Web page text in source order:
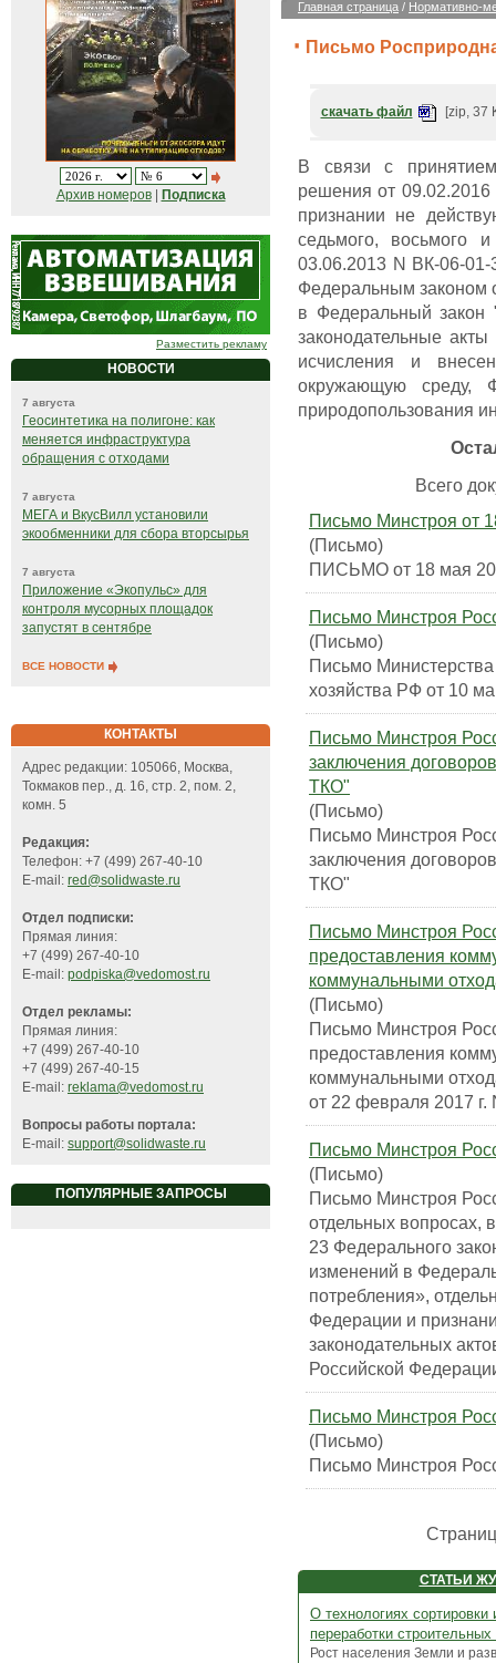
Архив номеров| Подписка
Разместить рекламу
НОВОСТИ
7 августа
Геосинтетика на полигоне: как
меняется инфраструктура
обращения с отходами
7 августа
МЕГА и ВкусВилл установили
экообменники для сбора вторсырья
7 августа
Приложение «Экопульс» для
контроля мусорных площадок
запустят в сентябре
ВСЕ НОВОСТИ
КОНТАКТЫ
Адрес редакции: 105066, Москва,
Токмаков пер., д. 16, стр. 2, пом. 2,
комн. 5
Редакция:
Телефон: +7 (499) 267-40-10
E-mail: red@solidwaste.ru
Отдел подписки:
Прямая линия:
+7 (499) 267-40-10
E-mail: podpiska@vedomost.ru
Отдел рекламы:
Прямая линия:
+7 (499) 267-40-10
+7 (499) 267-40-15
E-mail: reklama@vedomost.ru
Вопросы работы портала:
E-mail: support@solidwaste.ru
ПОПУЛЯРНЫЕ ЗАПРОСЫ
Главная страница / Нормативно-
Письмо
скачать файл [zip, 37
В связи с
решения от
признании не
седьмого, восьмого
03.06.2013 N ВК-06-
Федеральным законом
в Федеральный
законодательные
исчисления и
окружающую среду,
природопользования
Всего
Письмо Минстроя от
(Письмо)
ПИСЬМО от 18 мая
Письмо Минстроя
(Письмо)
Письмо
хозяйства РФ от 10
Письмо Минстроя
заключения
ТКО"
(Письмо)
Письмо Минстроя
заключения
ТКО"
Письмо Минстроя
предоставления
коммунальными
(Письмо)
Письмо Минстроя
предоставления
коммунальными
от 22 февраля 2017 г.
Письмо Минстроя
(Письмо)
Письмо Минстроя
отдельных вопросах,
23 Федерального
изменений в
потребления»,
Федерации и
законодательных
Российской
Письмо Минстроя
(Письмо)
Письмо Минстроя
СТАТЬИ
О технологиях сортировки
переработки
Рост населения Земли и